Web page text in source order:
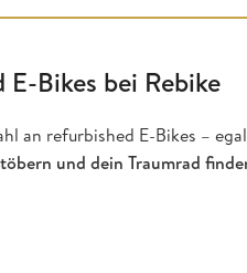
E-Bikes bei Rebike
an refurbished E-Bikes –
und dein Traumrad